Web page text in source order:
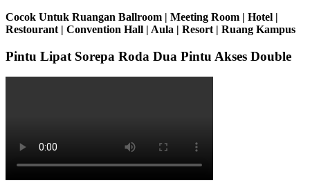
Cocok Untuk Ruangan Ballroom | Meeting Room | Hotel |
Restourant | Convention Hall | Aula | Resort | Ruang Kampus
Pintu Lipat Sorepa Roda Dua Pintu Akses Double